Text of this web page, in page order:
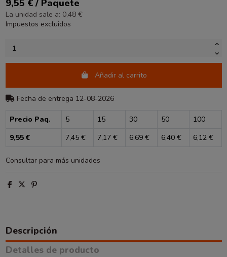
9,55 € / Paquete
La unidad sale a: 0,48 €
Impuestos excluidos
Añadir al carrito
Fecha de entrega 12-08-2026
Precio Paq. 5 15 30 50
100
9,55 €
7,45 € 7,17 € 6,69 € 6,40 € 6,12 €
Consultar para más unidades
Descripción
Detalles de producto